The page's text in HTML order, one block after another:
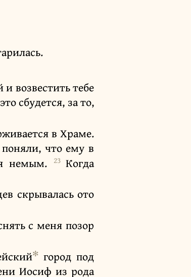
возвестить тебе
сбудется, за то,
в Храме.
что ему в
немым.
23Когда
скрывалась ото
с меня позор
✻ город под
Иосиф из рода